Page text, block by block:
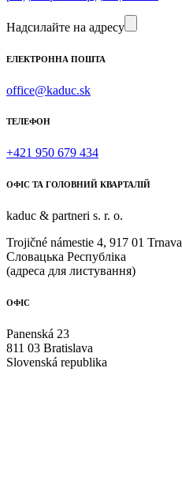
Надсилайте на адресу
ЕЛЕКТРОННА ПОШТА
office@kaduc.sk
ТЕЛЕФОН
+421 950 679 434
ОФІС ТА ГОЛОВНИЙ КВАРТАЛІЙ
kaduc & partneri s. r. о.
Trojičné námestie 4, 917 01 Trnava
Словацька Республіка
(адреса для листування)
ОФІС
Panenská 23
811 03 Bratislava
Slovenská republika